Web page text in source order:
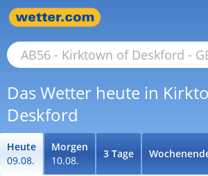
Das Wetter heute in
Deskford
Heute
09.08.
Morgen
10.08.
3 Tage